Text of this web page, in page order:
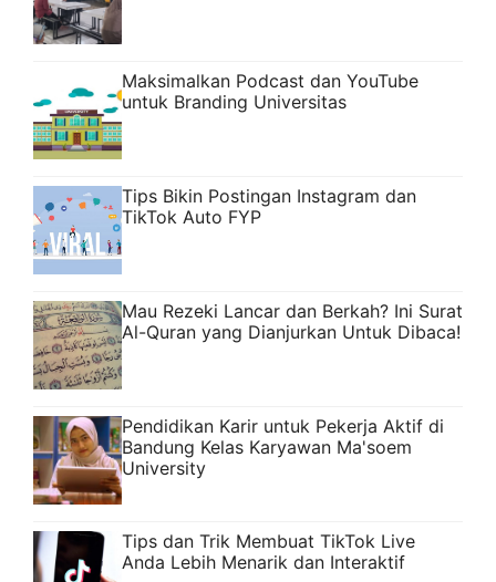
Maksimalkan Podcast dan YouTube
untuk Branding Universitas
Tips Bikin Postingan Instagram dan
TikTok Auto FYP
Mau Rezeki Lancar dan Berkah? Ini Surat
Al-Quran yang Dianjurkan Untuk Dibaca!
Pendidikan Karir untuk Pekerja Aktif di
Bandung Kelas Karyawan Ma'soem
University
Tips dan Trik Membuat TikTok Live
Anda Lebih Menarik dan Interaktif